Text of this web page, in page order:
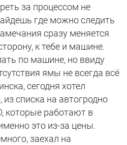
за процессом не
где можно следить
сразу меняется
к тебе и машине.
по машине, но ввиду
ямы не всегда всё
сегодня хотел
списка на автогродно
которые работают в
это из-за цены.
заехал на